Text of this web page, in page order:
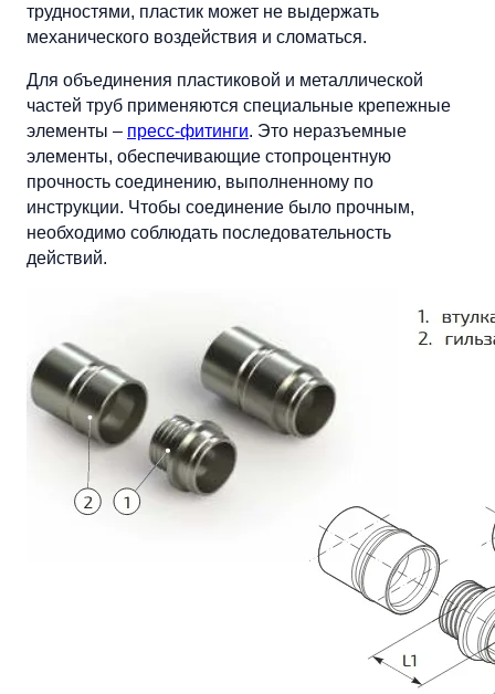
трудностями, пластик может не выдержать
механического воздействия и сломаться.
Для объединения пластиковой и металлической
частей труб применяются специальные крепежные
элементы – пресс-фитинги. Это неразъемные
элементы, обеспечивающие стопроцентную
прочность соединению, выполненному по
инструкции. Чтобы соединение было прочным,
необходимо соблюдать последовательность
действий.